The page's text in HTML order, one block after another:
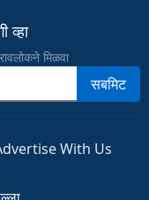
व्हा
मिळवा
सबमिट
With Us